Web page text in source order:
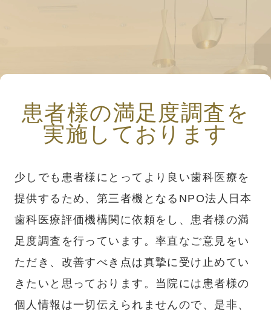
患者様の満足度調査を
実施しております
少しでも患者様にとってより良い歯科医療を
提供するため、第三者機となるNPO法人日本
歯科医療評価機構関に依頼をし、患者様の満
足度調査を行っています。率直なご意見をい
ただき、改善すべき点は真摯に受け止めてい
きたいと思っております。当院には患者様の
個人情報は一切伝えられませんので、是非、